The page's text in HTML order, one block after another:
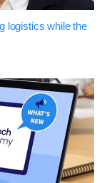
logistics while the